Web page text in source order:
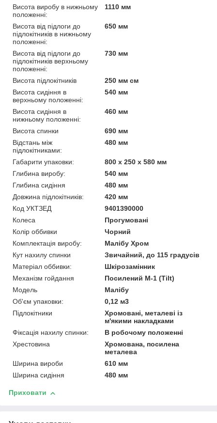
Висота виробу в нижньому
положенні:
1110 мм
Висота від підлоги до
підлокітників в нижньому
положенні:
650 мм
Висота від підлоги до
підлокітників верхньому
положенні:
730 мм
Висота підлокітників
250 мм см
Висота сидіння в
верхньому положенні:
540 мм
Висота сидіння в
нижньому положенні:
460 мм
Висота спинки
690 мм
Відстань між
підлокітниками:
480 мм
Габарити упаковки:
800 x 250 x 580 мм
Глибина виробу:
540 мм
Глибина сидіння
480 мм
Довжина підлокітників:
420 мм
Код УКТЗЕД
9401390000
Колеса
Прогумовані
Колір оббивки
Чорний
Комплектація виробу:
Малібу Хром
Кут нахилу спинки
Звичайний, до 115 градусів
Матеріал оббивки:
Шкірозамінник
Механізм гойдання
Посилений M-1 (Tilt)
Мoдель
Малібу
Об'єм упаковки:
0,12 м3
Підлокітники
Хромовані, металеві із
м'якими накладками
Фіксація нахилу спинки:
В робочому положенні
Хрестовина
Хромована, посилена
металева
Ширина вироби
610 мм
Ширина сидіння
480 мм
Приховати